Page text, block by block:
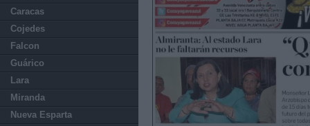
Caracas
Cojedes
Falcon
Guárico
Lara
Miranda
Nueva Esparta